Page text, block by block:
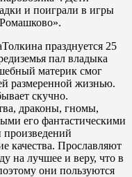
и поиграли в игры
празднуется 25
пал владыка
материк смог
размеренной жизнью.
скучно.
драконы, гномы,
его фантастическими
произведений
качества. Прославляют
на лучшее и веру, что в
они пользуются